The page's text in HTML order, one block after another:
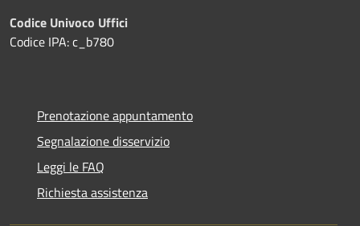
Codice Univoco Uffici
Codice IPA: c_b780
Prenotazione appuntamento
Segnalazione disservizio
Leggi le FAQ
Richiesta assistenza